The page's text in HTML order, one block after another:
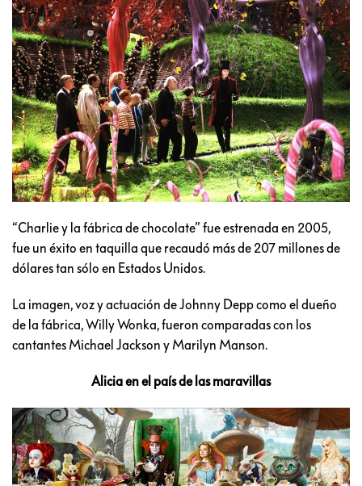
“Charlie y la fábrica de chocolate” fue estrenada en 2005,
fue un éxito en taquilla que recaudó más de 207 millones de
dólares tan sólo en Estados Unidos.
La imagen, voz y actuación de Johnny Depp como el dueño
de la fábrica, Willy Wonka, fueron comparadas con los
cantantes Michael Jackson y Marilyn Manson.
Alicia en el país de las maravillas